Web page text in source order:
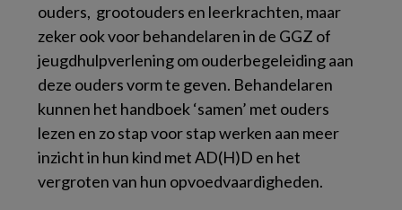
ouders, grootouders en leerkrachten, maar
zeker ook voor behandelaren in de GGZ of
jeugdhulpverlening om ouderbegeleiding aan
deze ouders vorm te geven. Behandelaren
kunnen het handboek ‘samen’ met ouders
lezen en zo stap voor stap werken aan meer
inzicht in hun kind met AD(H)D en het
vergroten van hun opvoedvaardigheden.